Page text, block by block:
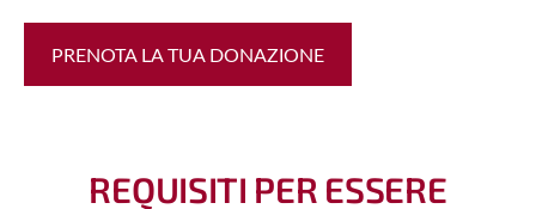
PRENOTA LA TUA DONAZIONE
REQUISITI PER ESSERE